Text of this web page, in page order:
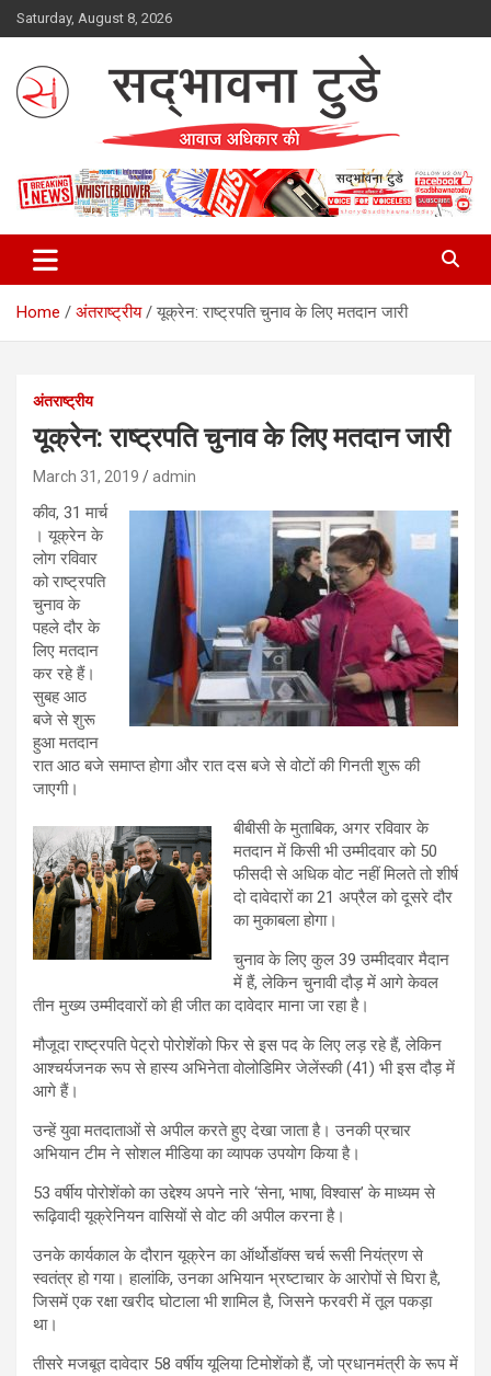
Skip
to
Saturday, August 8, 2026
Sadbhawna Today
Home अंतराष्ट्रीय यूक्रेन: राष्ट्रपति चुनाव के लिए मतदान जारी
अंतराष्ट्रीय
यूक्रेन: राष्ट्रपति चुनाव के लिए मतदान जारी
March 31, 2019 admin
कीव, 31 मार्च
। यूक्रेन के
लोग रविवार
को राष्ट्रपति
चुनाव के
पहले दौर के
लिए मतदान
कर रहे हैं।
सुबह आठ
बजे से शुरू
हुआ मतदान
रात आठ बजे समाप्त होगा और रात दस बजे से वोटों की गिनती शुरू की
जाएगी।
बीबीसी के मुताबिक, अगर रविवार के
मतदान में किसी भी उम्मीदवार को 50
फीसदी से अधिक वोट नहीं मिलते तो शीर्ष
दो दावेदारों का 21 अप्रैल को दूसरे दौर
का मुकाबला होगा।
चुनाव के लिए कुल 39 उम्मीदवार मैदान
में हैं, लेकिन चुनावी दौड़ में आगे केवल
तीन मुख्य उम्मीदवारों को ही जीत का दावेदार माना जा रहा है।
मौजूदा राष्ट्रपति पेट्रो पोरोशेंको फिर से इस पद के लिए लड़ रहे हैं, लेकिन
आश्चर्यजनक रूप से हास्य अभिनेता वोलोडिमिर जेलेंस्की (41) भी इस दौड़ में
आगे हैं।
उन्हें युवा मतदाताओं से अपील करते हुए देखा जाता है। उनकी प्रचार
अभियान टीम ने सोशल मीडिया का व्यापक उपयोग किया है।
53 वर्षीय पोरोशेंको का उद्देश्य अपने नारे ‘सेना, भाषा, विश्वास’ के माध्यम से
रूढ़िवादी यूक्रेनियन वासियों से वोट की अपील करना है।
उनके कार्यकाल के दौरान यूक्रेन का ऑर्थोडॉक्स चर्च रूसी नियंत्रण से
स्वतंत्र हो गया। हालांकि, उनका अभियान भ्रष्टाचार के आरोपों से घिरा है,
जिसमें एक रक्षा खरीद घोटाला भी शामिल है, जिसने फरवरी में तूल पकड़ा
था।
तीसरे मजबूत दावेदार 58 वर्षीय यूलिया टिमोशेंको हैं, जो प्रधानमंत्री के रूप में